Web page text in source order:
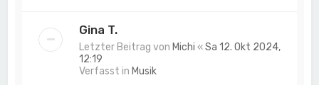
Gina T.
Letzter Beitrag von Michi «Sa 12. Okt 2024,
12:19
Verfasst in Musik